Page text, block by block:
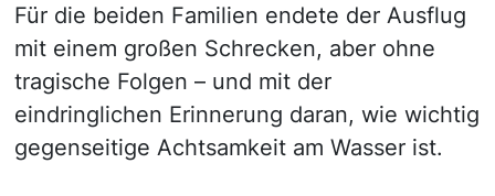
Für die beiden Familien endete der Ausflug
mit einem großen Schrecken, aber ohne
tragische Folgen – und mit der
eindringlichen Erinnerung daran, wie wichtig
gegenseitige Achtsamkeit am Wasser ist.